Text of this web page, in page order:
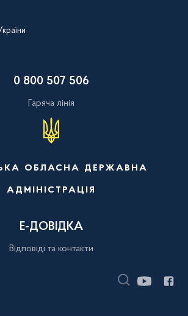
0 800 507 506
Гаряча лінія
обласна державна
адміністрація
Е-ДОВІДКА
Відповіді та контакти